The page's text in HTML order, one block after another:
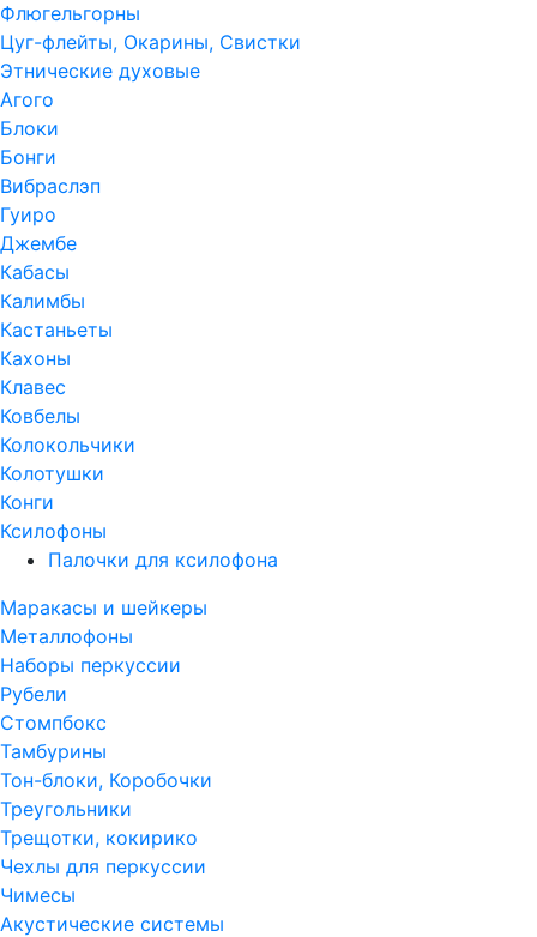
Флюгельгорны
Цуг-флейты, Окарины, Свистки
Этнические духовые
Агого
Блоки
Бонги
Вибраслэп
Гуиро
Джембе
Кабасы
Калимбы
Кастаньеты
Кахоны
Клавес
Ковбелы
Колокольчики
Колотушки
Конги
Ксилофоны
Палочки для ксилофона
Маракасы и шейкеры
Металлофоны
Наборы перкуссии
Рубели
Стомпбокс
Тамбурины
Тон-блоки, Коробочки
Треугольники
Трещотки, кокирико
Чехлы для перкуссии
Чимесы
Акустические системы